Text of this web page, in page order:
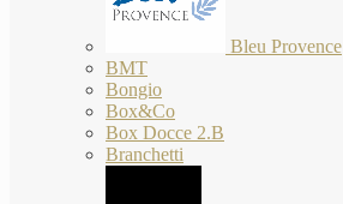
Bleu Provence
BMT
Bongio
Box&Co
Box Docce 2.B
Branchetti